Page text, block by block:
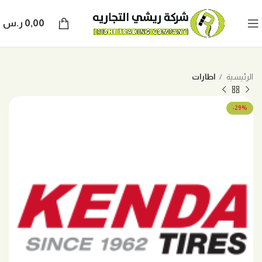
0,00 ر.س
الرئيسية اطارات
-29%